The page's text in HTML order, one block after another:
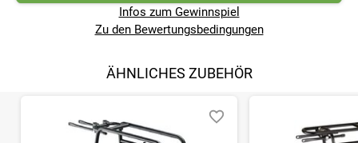
Infos zum Gewinnspiel
Zu den Bewertungsbedingungen
ÄHNLICHES ZUBEHÖR